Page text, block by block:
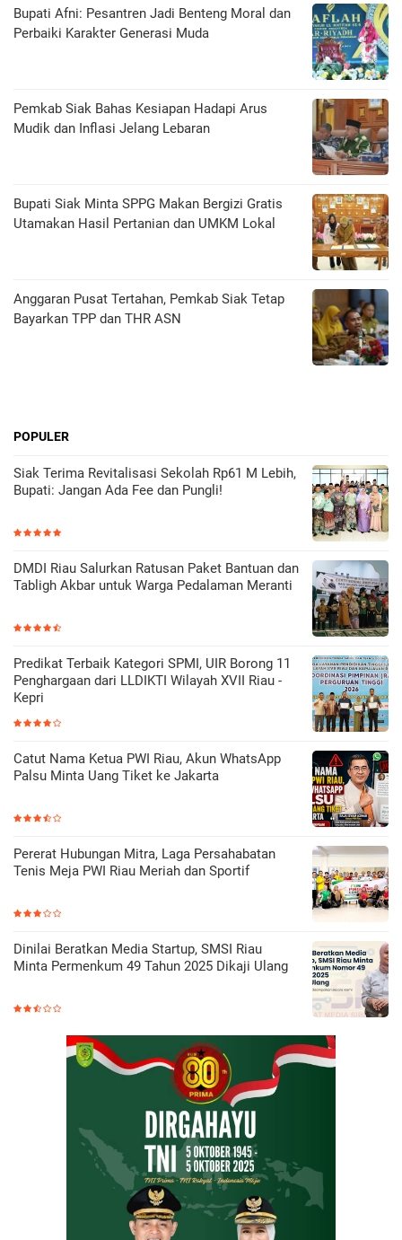
Bupati Afni: Pesantren Jadi Benteng Moral dan
Perbaiki Karakter Generasi Muda
Pemkab Siak Bahas Kesiapan Hadapi Arus
Mudik dan Inflasi Jelang Lebaran
Bupati Siak Minta SPPG Makan Bergizi Gratis
Utamakan Hasil Pertanian dan UMKM Lokal
Anggaran Pusat Tertahan, Pemkab Siak Tetap
Bayarkan TPP dan THR ASN
POPULER
Siak Terima Revitalisasi Sekolah Rp61 M Lebih,
Bupati: Jangan Ada Fee dan Pungli!
DMDI Riau Salurkan Ratusan Paket Bantuan dan
Tabligh Akbar untuk Warga Pedalaman Meranti
Predikat Terbaik Kategori SPMI, UIR Borong 11
Penghargaan dari LLDIKTI Wilayah XVII Riau -
Kepri
Catut Nama Ketua PWI Riau, Akun WhatsApp
Palsu Minta Uang Tiket ke Jakarta
Pererat Hubungan Mitra, Laga Persahabatan
Tenis Meja PWI Riau Meriah dan Sportif
Dinilai Beratkan Media Startup, SMSI Riau
Minta Permenkum 49 Tahun 2025 Dikaji Ulang